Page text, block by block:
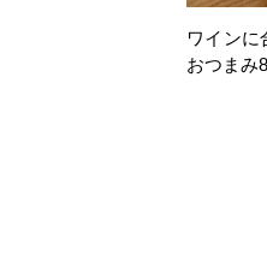
ワインに
おつまみ